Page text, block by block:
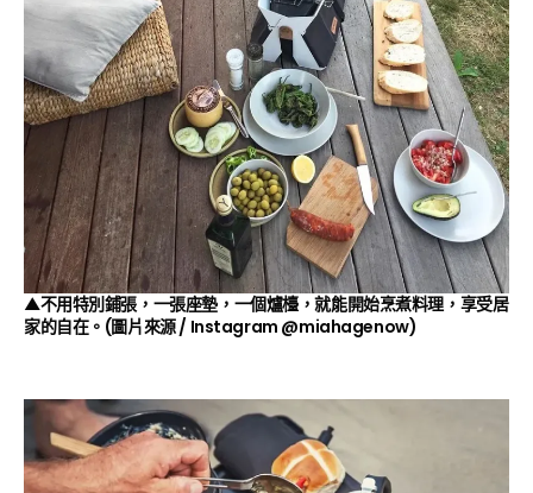
▲不用特別鋪張，一張座墊，一個爐檯，就能開始烹煮料理，享受居
家的自在。(圖片來源 / Instagram @miahagenow)